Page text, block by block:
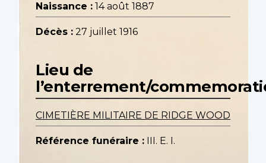
Naissance : 14 août 1887
Décès : 27 juillet 1916
Lieu de
l’enterrement/
CIMETIÈRE MILITAIRE DE RIDGE WOOD
Référence funéraire : III. E. I.